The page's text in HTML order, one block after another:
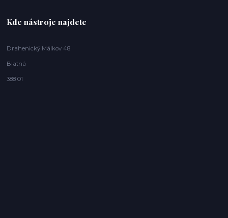
Kde nástroje najdete
Drahenický Málkov 48
Blatná
388 01